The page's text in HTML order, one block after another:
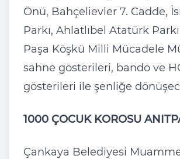
Önü, Bahçelievler 7. Cadde,
Parkı, Ahlatlıbel Atatürk
Paşa Köşkü Milli Mücadele
sahne gösterileri, bando ve
gösterileri ile şenliğe
1000 ÇOCUK KOROSU
Çankaya Belediyesi